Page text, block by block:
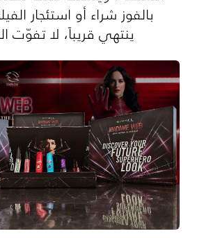
بالفوز شراء أو استئجار
ينتهي قريباً، لا تفوّت